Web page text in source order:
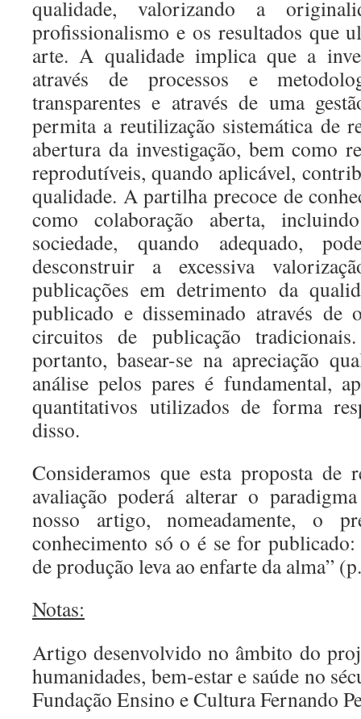
qualidade, valorizando a
profissionalismo e os resultados que
arte. A qualidade implica que a
através de processos e
transparentes e através de uma
permita a reutilização sistemática de
abertura da investigação, bem como
reprodutíveis, quando aplicável,
qualidade. A partilha precoce de
como colaboração aberta,
sociedade, quando adequado,
desconstruir a excessiva
publicações em detrimento da
publicado e disseminado através de
circuitos de publicação
portanto, basear-se na apreciação
análise pelos pares é fundamental,
quantitativos utilizados de forma
disso.
Consideramos que esta proposta de
avaliação poderá alterar o
nosso artigo, nomeadamente, o
conhecimento só o é se for publicado:
de produção leva ao enfarte da alma”
Notas:
Artigo desenvolvido no âmbito do
humanidades, bem-estar e saúde no
Fundação Ensino e Cultura Fernando